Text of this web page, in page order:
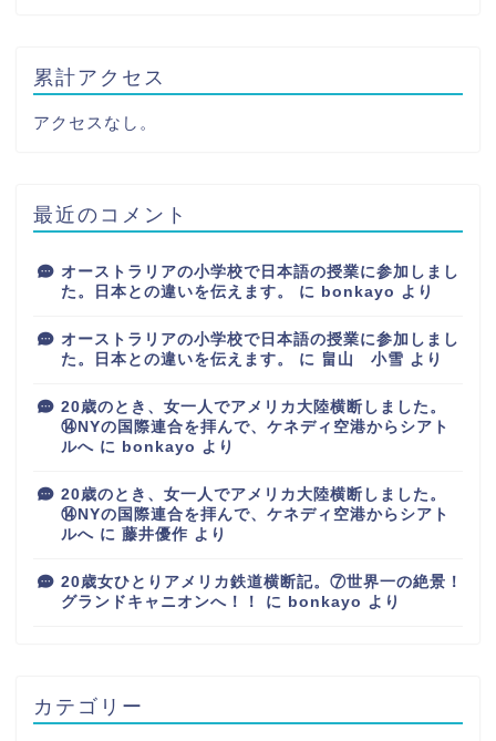
累計アクセス
アクセスなし。
最近のコメント
オーストラリアの小学校で日本語の授業に参加しまし
た。日本との違いを伝えます。
に bonkayo より
オーストラリアの小学校で日本語の授業に参加しまし
た。日本との違いを伝えます。
に 畠山 小雪 より
20歳のとき、女一人でアメリカ大陸横断しました。
⑭NYの国際連合を拝んで、ケネディ空港からシアト
ルへ に bonkayo より
20歳のとき、女一人でアメリカ大陸横断しました。
⑭NYの国際連合を拝んで、ケネディ空港からシアト
ルへ に 藤井優作 より
20歳女ひとりアメリカ鉄道横断記。⑦世界一の絶景！
グランドキャニオンへ！！
に bonkayo より
カテゴリー